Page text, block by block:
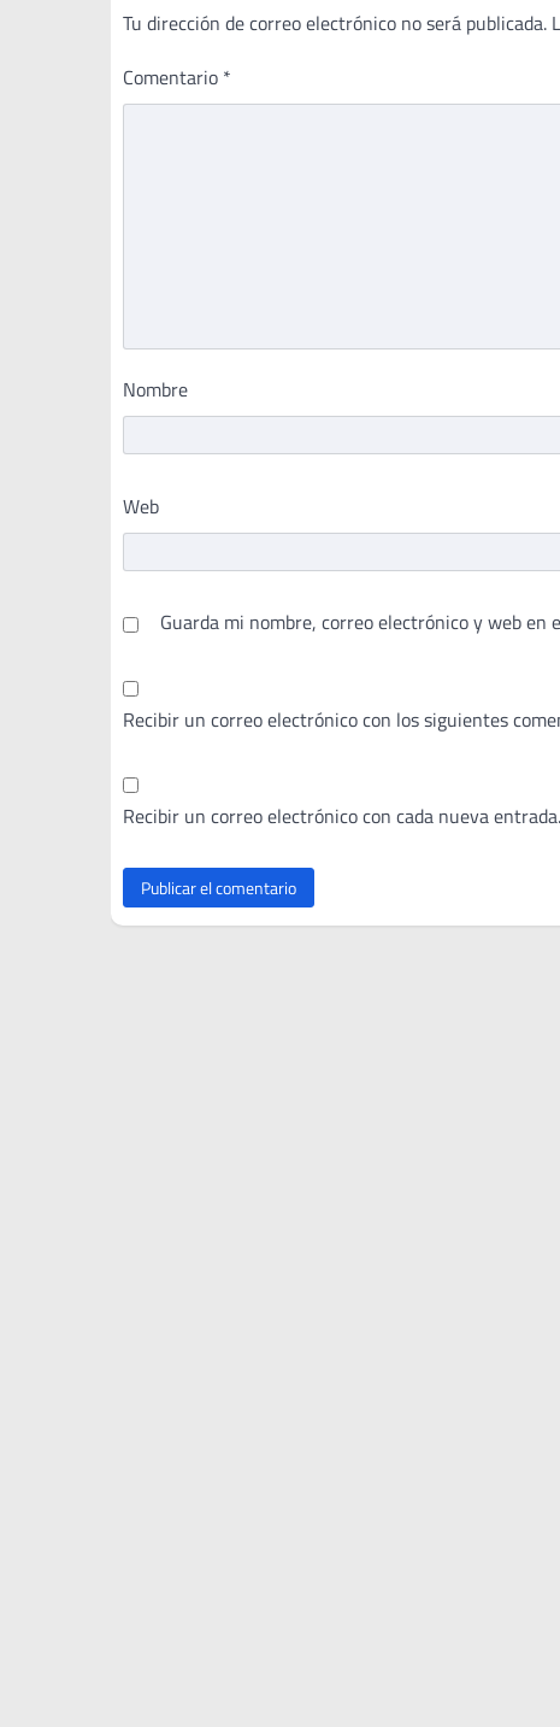
Tu dirección de correo electrónico no será publicada.
Comentario *
Nombre
Web
Guarda mi nombre, correo electrónico y web en
Recibir un correo electrónico con los siguientes
Recibir un correo electrónico con cada nueva entrada.